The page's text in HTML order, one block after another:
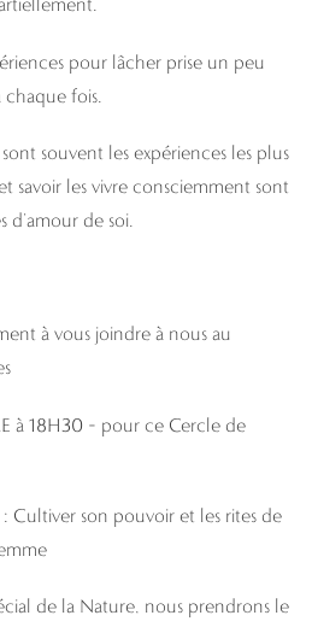
pour lâcher prise un peu
fois.
souvent les expériences les plus
savoir les vivre consciemment sont
d’amour de soi.
à vous joindre à nous au
à 18H30 – pour ce Cercle de
: Cultiver son pouvoir et les rites de
de la Nature, nous prendrons le